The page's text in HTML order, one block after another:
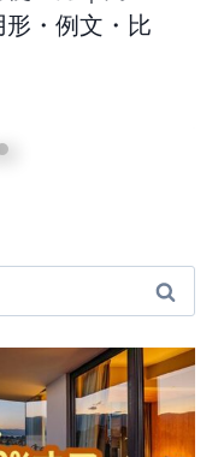
・例文・比